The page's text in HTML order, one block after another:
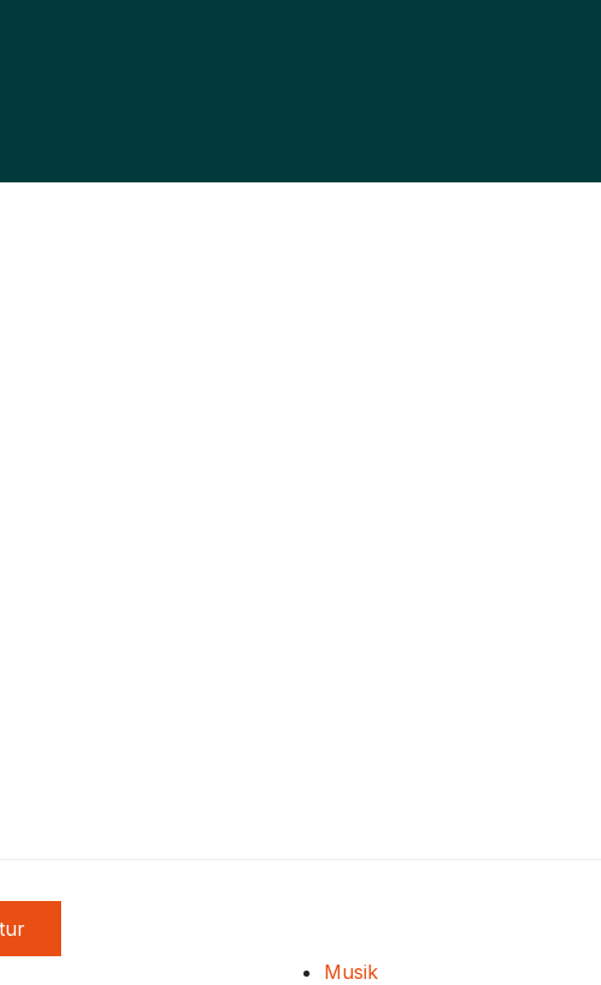
Musik